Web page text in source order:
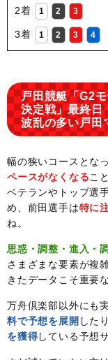
2着 1 2 3
3着 1 2 3 4
戸田競艇「G2
決定戦」最終日
波乱の多い戸田
幅の狭いコースとな
ペースがなくなるこ
ベテランやトップ選
め、前田選手は特に
ね。
思惑・調整・進入・
さまざまな要素が複
きたデータこそ重要
万舟倶楽部以外にも
料で予想を展開 した
を獲得している予想